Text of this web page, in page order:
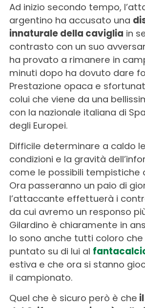
Ad inizio secondo tempo,
argentino ha accusato una
innaturale della caviglia in
contrasto con un suo
ha provato a rimanere in
minuti dopo ha dovuto dare
Prestazione opaca e
colui che viene da una
con la nazionale italiana di
degli Europei.
Difficile determinare a caldo
condizioni e la gravità
come le possibili tempistiche
Ora passeranno un paio di
l’attaccante effettuerà i
da cui avremo un responso
Gilardino è chiaramente in
lo sono anche tutti coloro che
puntato su di lui al
estiva e che ora si stanno
il campionato.
Quel che è sicuro però è che